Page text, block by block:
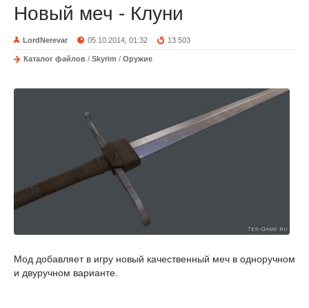
Новый меч - Клуни
LordNerevar 05.10.2014, 01:32 13 503
Каталог файлов / Skyrim / Оружие
Мод добавляет в игру новый качественный меч в одноручном
и двуручном варианте.